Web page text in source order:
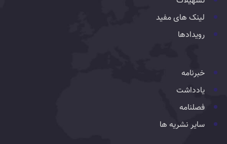
لینک های مفید
رویدادها
خبرنامه
یادداشت
فصلنامه
سایر نشریه ها